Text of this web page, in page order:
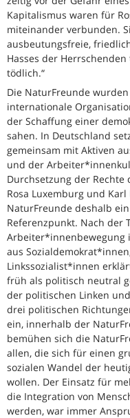
Kapitalismus waren für
miteinander verbunden.
ausbeutungsfreie,
Hasses der
tödlich.“
Die NaturFreunde
internationale
der Schaffung einer
sahen. In Deutschland
gemeinsam mit Aktiven
und der
Durchsetzung der
Rosa Luxemburg und
NaturFreunde deshalb
Referenzpunkt. Nach der
Arbeiter*innenbewegung
aus
Linkssozialist*innen
früh als politisch neutral
der politischen Linken
drei politischen
ein, innerhalb der
bemühen sich die
allen, die sich für einen
sozialen Wandel der
wollen. Der Einsatz für
die Integration von
werden, war immer